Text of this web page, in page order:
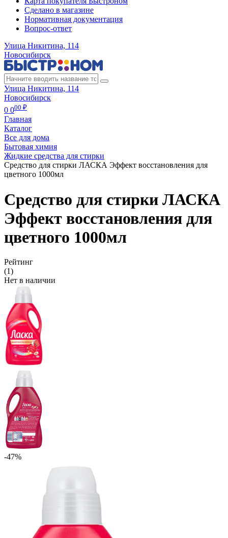
Сделано в магазине
Нормативная документация
Вопрос-ответ
Улица Никитина, 114
Новосибирск
Улица Никитина, 114
Новосибирск
0 000 ₽
Главная
Каталог
Все для дома
Бытовая химия
Жидкие средства для стирки
Средство для стирки ЛАСКА Эффект восстановления для
цветного 1000мл
Средство для стирки ЛАСКА
Эффект восстановления для
цветного 1000мл
Рейтинг
(1)
Нет в наличии
-47%